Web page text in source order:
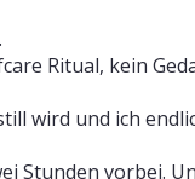
Ritual, kein
wird und ich
Stunden vorbei.